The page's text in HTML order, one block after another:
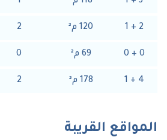
2
+
1
120 م²
2
0
+
0
69 م²
0
4
+
1
178 م²
2
المواقع القريبة